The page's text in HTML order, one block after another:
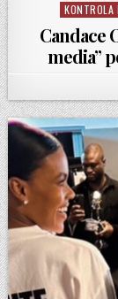
KONTROLA
Candace
media”